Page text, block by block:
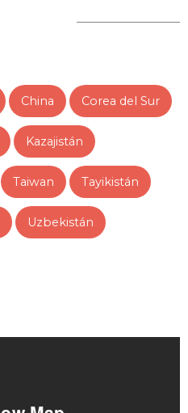
China Corea del Sur
Kazajistán
Taiwan Tayikistán
Uzbekistán